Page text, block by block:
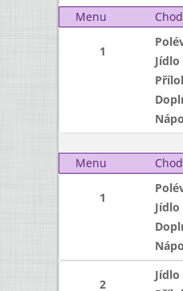
Menu
Chod
1
Jídlo
Menu
Chod
1
Jídlo
2
Jídlo